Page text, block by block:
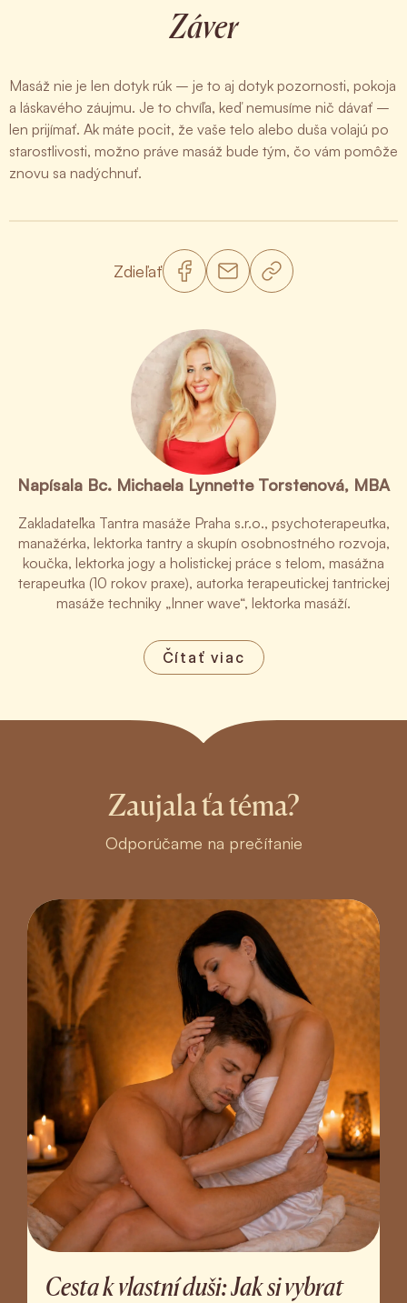
Záver
Masáž nie je len dotyk rúk – je to aj dotyk pozornosti, pokoja
a láskavého záujmu. Je to chvíľa, keď nemusíme nič dávať –
len prijímať. Ak máte pocit, že vaše telo alebo duša volajú po
starostlivosti, možno práve masáž bude tým, čo vám pomôže
znovu sa nadýchnuť.
Zdieľať
Napísala Bc. Michaela Lynnette Torstenová, MBA
Zakladateľka Tantra masáže Praha s.r.o., psychoterapeutka,
manažérka, lektorka tantry a skupín osobnostného rozvoja,
koučka, lektorka jogy a holistickej práce s telom, masážna
terapeutka (10 rokov praxe), autorka terapeutickej tantrickej
masáže techniky „Inner wave“, lektorka masáží.
Čítať viac
Zaujala ťa téma?
Odporúčame na prečítanie
Cesta k vlastní duši: Jak si vybrat